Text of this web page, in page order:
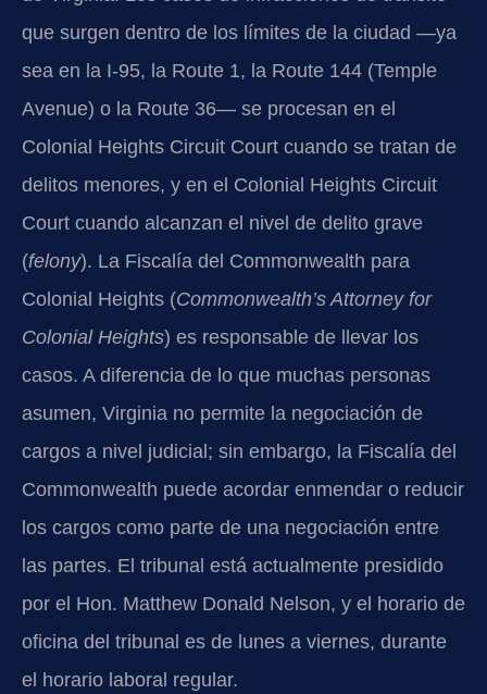
que surgen dentro de los límites de la ciudad —ya
sea en la I-95, la Route 1, la Route 144 (Temple
Avenue) o la Route 36— se procesan en el
Colonial Heights Circuit Court cuando se tratan de
delitos menores, y en el Colonial Heights Circuit
Court cuando alcanzan el nivel de delito grave
(felony). La Fiscalía del Commonwealth para
Colonial Heights (Commonwealth’s Attorney for
Colonial Heights) es responsable de llevar los
casos. A diferencia de lo que muchas personas
asumen, Virginia no permite la negociación de
cargos a nivel judicial; sin embargo, la Fiscalía del
Commonwealth puede acordar enmendar o reducir
los cargos como parte de una negociación entre
las partes. El tribunal está actualmente presidido
por el Hon. Matthew Donald Nelson, y el horario de
oficina del tribunal es de lunes a viernes, durante
el horario laboral regular.